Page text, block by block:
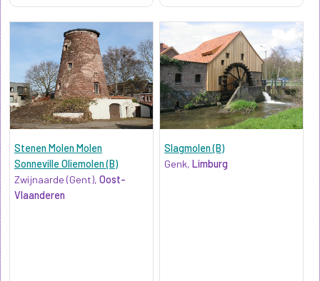
Stenen Molen Molen
Sonneville Oliemolen (B)
Zwijnaarde (Gent), Oost-
Vlaanderen
Slagmolen (B)
Genk,Limburg